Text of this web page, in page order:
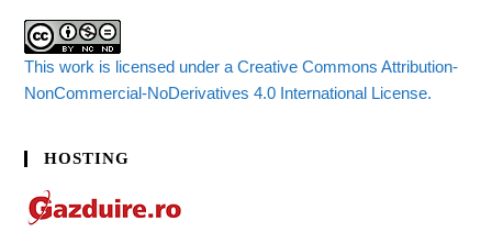
This work is licensed under a Creative Commons Attribution-
NonCommercial-NoDerivatives 4.0 International License.
HOSTING